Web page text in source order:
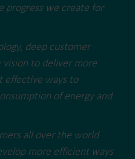
progress we create for
deep customer
vision to deliver more
effective ways to
of energy and
all over the world
more efficient ways